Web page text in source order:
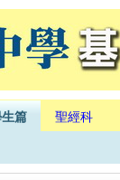
篇 聖經科